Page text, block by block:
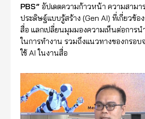
PBS” อัปเดตความก้าวหน้า ความสาม
ประดิษฐ์แบบรู้สร้าง (Gen AI) ที่เกี่ยวข้อ
สื่อ แลกเปลี่ยนมุมมองความเห็นต่อการน
ในการทำงาน รวมถึงแนวทางของกรอบ
ใช้ AI ในงานสื่อ